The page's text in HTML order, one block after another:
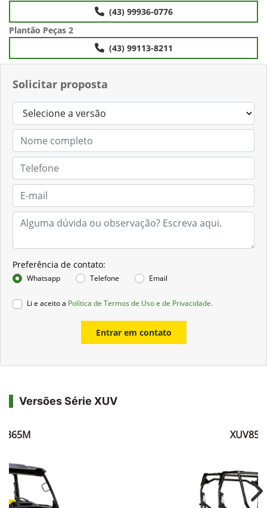
Solicitar proposta
Preferência de contato:
Whatsapp Telefone Email
Li e aceito a Política de Termos de Uso e de Privacidade.
Entrar em contato
(43) 99936-0776
Plantão Peças 2
(43) 99113-8211
Versões Série XUV